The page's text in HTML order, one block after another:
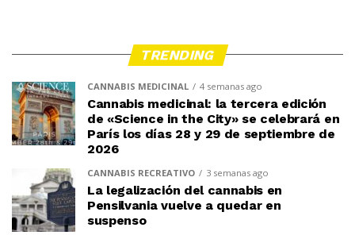
TRENDING
CANNABIS MEDICINAL 4 semanas ago
Cannabis medicinal: la tercera edición
de «Science in the City» se celebrará en
París los días 28 y 29 de septiembre de
2026
CANNABIS RECREATIVO 3 semanas ago
La legalización del cannabis en
Pensilvania vuelve a quedar en
suspenso